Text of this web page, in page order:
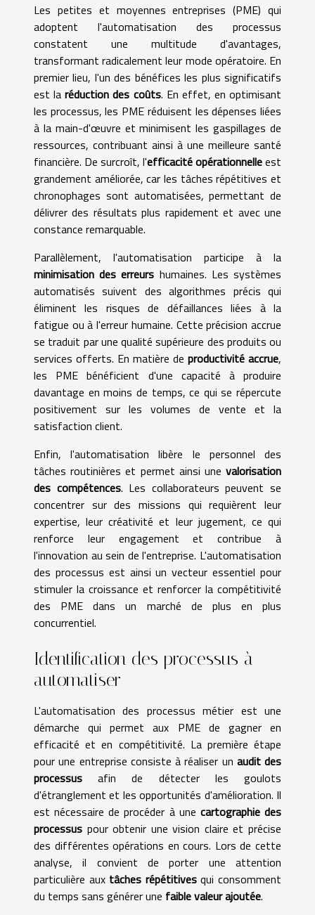
Les petites et moyennes entreprises (PME) qui
adoptent l'automatisation des processus
constatent une multitude d'avantages,
transformant radicalement leur mode opératoire. En
premier lieu, l'un des bénéfices les plus significatifs
est laréduction des coûts. En effet, en optimisant
les processus, les PME réduisent les dépenses liées
à la main-d'œuvre et minimisent les gaspillages de
ressources, contribuant ainsi à une meilleure santé
financière. De surcroît, l'efficacité opérationnelleest
grandement améliorée, car les tâches répétitives et
chronophages sont automatisées, permettant de
délivrer des résultats plus rapidement et avec une
constance remarquable.
Parallèlement, l'automatisation participe à la
minimisation des erreurs humaines. Les systèmes
automatisés suivent des algorithmes précis qui
éliminent les risques de défaillances liées à la
fatigue ou à l'erreur humaine. Cette précision accrue
se traduit par une qualité supérieure des produits ou
services offerts. En matière de productivité accrue,
les PME bénéficient d'une capacité à produire
davantage en moins de temps, ce qui se répercute
positivement sur les volumes de vente et la
satisfaction client.
Enfin, l'automatisation libère le personnel des
tâches routinières et permet ainsi une valorisation
des compétences. Les collaborateurs peuvent se
concentrer sur des missions qui requièrent leur
expertise, leur créativité et leur jugement, ce qui
renforce leur engagement et contribue à
l'innovation au sein de l'entreprise. L'automatisation
des processus est ainsi un vecteur essentiel pour
stimuler la croissance et renforcer la compétitivité
des PME dans un marché de plus en plus
concurrentiel.
Identification des processus à
automatiser
L'automatisation des processus métier est une
démarche qui permet aux PME de gagner en
efficacité et en compétitivité. La première étape
pour une entreprise consiste à réaliser un audit des
processus afin de détecter les goulots
d'étranglement et les opportunités d'amélioration. Il
est nécessaire de procéder à une cartographie des
processus pour obtenir une vision claire et précise
des différentes opérations en cours. Lors de cette
analyse, il convient de porter une attention
particulière aux tâches répétitivesqui consomment
du temps sans générer une faible valeur ajoutée.